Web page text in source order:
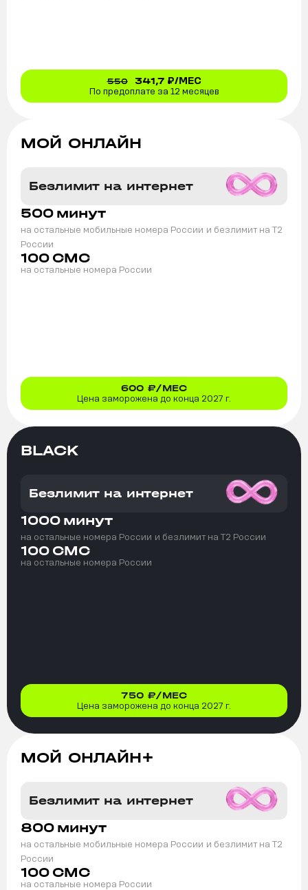
550 341,7 ₽/МЕС
По предоплате за 12 месяцев
МОЙ ОНЛАЙН
Безлимит на интернет
500 минут
на остальные мобильные номера России и безлимит на T2
России
100 СМС
на остальные номера России
600 ₽/МЕС
Цена заморожена до конца 2027 г.
BLACK
Безлимит на интернет
1000 минут
на остальные номера России и безлимит на T2 России
100 СМС
на остальные номера России
750 ₽/МЕС
Цена заморожена до конца 2027 г.
МОЙ ОНЛАЙН+
Безлимит на интернет
800 минут
на остальные мобильные номера России и безлимит на T2
России
100 СМС
на остальные номера России